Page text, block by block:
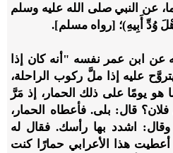
عن النبي صلى الله عليه وسلم
وُدِّ أَبِيهِ)؛ [رواه مسلم].
ابن عمر نفسه "أنه كان إذا
عليه إذا ملَّ ركوب الراحلة،
هو يومًا على ذلك الحمار، إذ مَرَّ
قال: بلى. فأعطاه الحمار،
وقال: اشدد بها رأسك. فقال له
هذا الأعرابي حمارًا كنت